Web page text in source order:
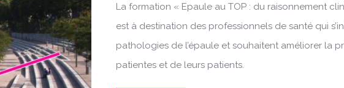
La formation « Epaule au TOP : du raisonnement
est à destination des professionnels de santé qui
pathologies de l’épaule et souhaitent améliorer la
patientes et de leurs patients.